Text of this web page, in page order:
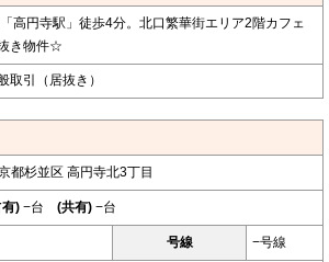
高円寺駅」徒歩4分。北口繁華街エリア2階カフェ
き物件☆
取引（居抜き）
都杉並区 高円寺北3丁目
) −台 (共有) −台
号線 −号線